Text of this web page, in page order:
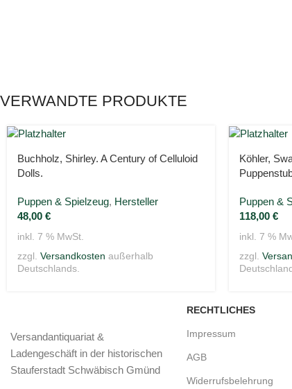
VERWANDTE PRODUKTE
Buchholz, Shirley. A Century of Celluloid
Dolls.
Puppen & Spielzeug, Hersteller
48,00 €
inkl. 7 % MwSt.
zzgl. Versandkosten außerhalb
Deutschlands.
Köhler,
Puppen &
118,00 €
inkl. 7 %
zzgl.
Versandantiquariat &
Ladengeschäft in der historischen
Stauferstadt Schwäbisch Gmünd
RECHTLICHES
Impressum
AGB
Widerrufsbelehrung